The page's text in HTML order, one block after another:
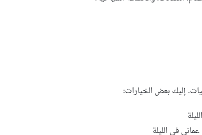
إليك بعض الخيارات: